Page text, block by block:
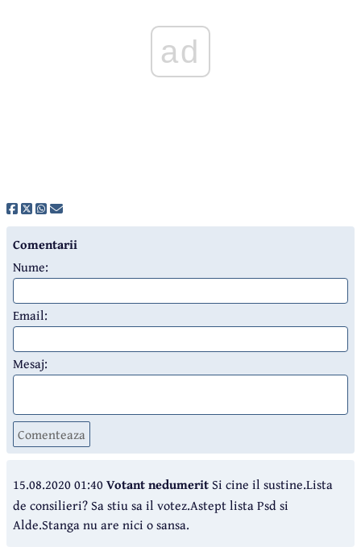
ad
Comentarii
Nume:
Email:
Mesaj:
Comenteaza
15.08.2020 01:40Votant nedumeritSi cine il sustine.Lista
de consilieri? Sa stiu sa il votez.Astept lista Psd si
Alde.Stanga nu are nici o sansa.